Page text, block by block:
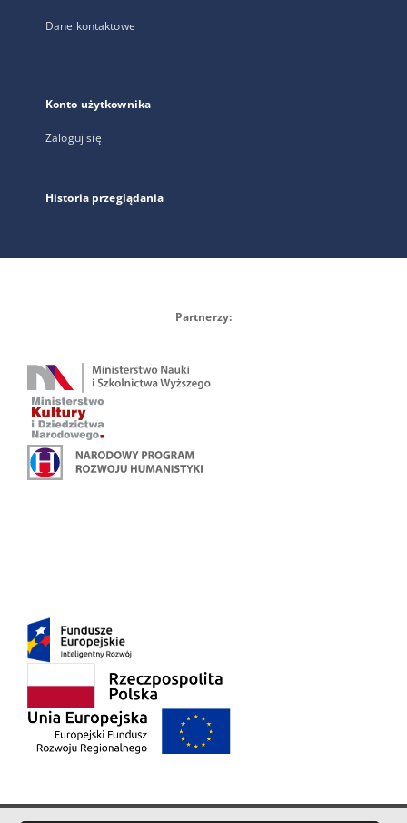
Dane kontaktowe
Konto użytkownika
Zaloguj się
Historia przeglądania
Partnerzy: